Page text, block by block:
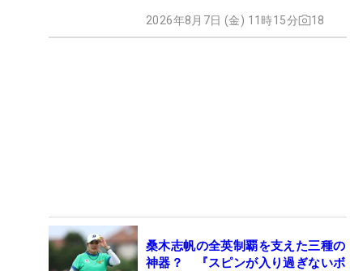
2026年8月7日 (金) 11時15分 18
桑木志帆の全英制覇を支えた三種の
神器？ 『スピンが入り過ぎないボ